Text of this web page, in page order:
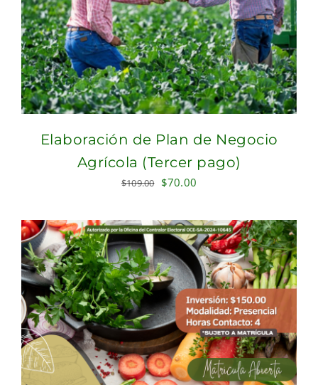
Elaboración de Plan de Negocio
Agrícola (Tercer pago)
$109.00 Original
was:
$109.00.
$70.00
is:
$70.00.